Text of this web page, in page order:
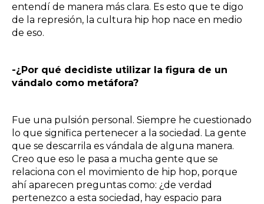
entendí de manera más clara. Es esto que te digo
de la represión, la cultura hip hop nace en medio
de eso.
-¿Por qué decidiste utilizar la figura de un
vándalo como metáfora?
Fue una pulsión personal. Siempre he cuestionado
lo que significa pertenecer a la sociedad. La gente
que se descarrila es vándala de alguna manera.
Creo que eso le pasa a mucha gente que se
relaciona con el movimiento de hip hop, porque
ahí aparecen preguntas como: ¿de verdad
pertenezco a esta sociedad, hay espacio para